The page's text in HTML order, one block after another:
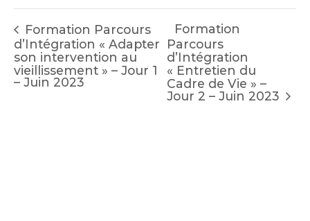
Formation Parcours
d’Intégration « Adapter
son intervention au
vieillissement » – Jour 1
– Juin 2023
Formation
Parcours
d’Intégration
« Entretien du
Cadre de Vie » –
Jour 2 – Juin 2023